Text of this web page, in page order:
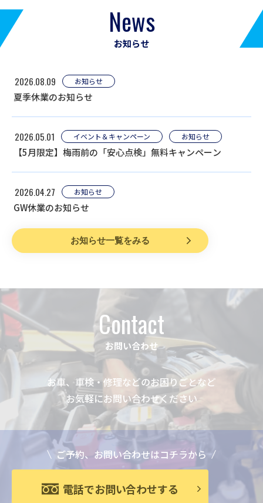
News
お知らせ
2026.08.09 お知らせ
夏季休業のお知らせ
2026.05.01 イベント＆キャンペーン お知らせ
【5月限定】梅雨前の「安心点検」無料キャンペーン
2026.04.27 お知らせ
GW休業のお知らせ
お知らせ一覧をみる
Contact
お問い合わせ
お車、車検・修理などのお困りごとなど
お気軽にお問い合わせください
ご予約、お問い合わせはコチラから
電話でお問い合わせする